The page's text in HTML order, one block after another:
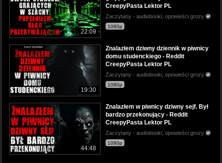
22:09
CreepyPasta Lektor PL
Zaczytany - audiobooki, opowieści grozy
1080p
19:30
Znalazłem dziwny dziennik w piwnicy
domu studenckiego - Reddit
CreepyPasta Lektor PL
Zaczytany - audiobooki, opowieści grozy
1080p
44:48
Znalazłem w piwnicy dziwny sejf. Był
bardzo przekonujący - Reddit
CreepyPasta Lektor PL
Zaczytany - audiobooki, opowieści grozy
1080p